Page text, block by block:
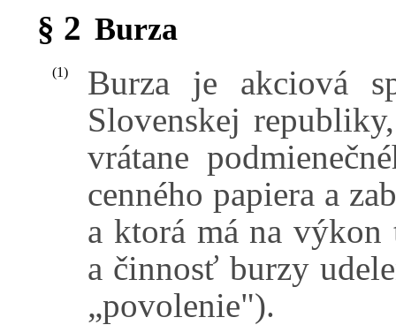
§ 2 Burza
(1)
Burza je akciová
Slovenskej
vrátane
cenného papiera a
a ktorá má na
a činnosť burzy
„povolenie").